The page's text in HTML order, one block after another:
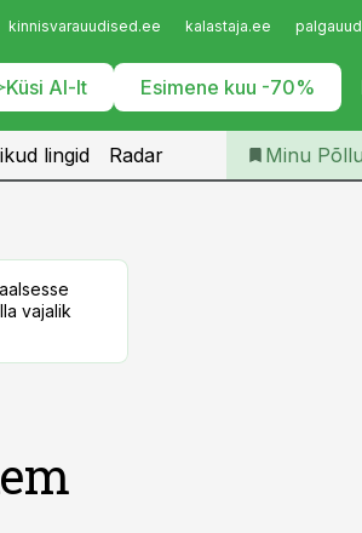
kinnisvarauudised.ee kalastaja.ee
Küsi AI-lt Esimene kuu -70%
Telli
lingid Radar Minu
vajalik